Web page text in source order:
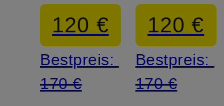
120 €
Bestpreis:
170 €
120 €
Bestpreis:
170 €